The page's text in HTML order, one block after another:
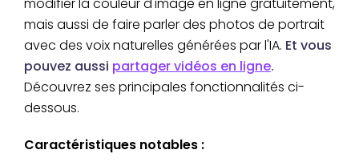
modifier la couleur d'image en ligne gratuitement,
mais aussi de faire parler des photos de portrait
avec des voix naturelles générées par l'IA. Et vous
pouvez aussi partager vidéos en ligne.
Découvrez ses principales fonctionnalités ci-
dessous.
Caractéristiques notables :